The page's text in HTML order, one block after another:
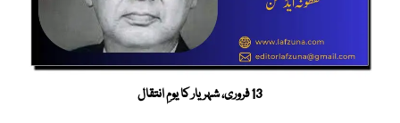
13 فروری، شہریار کا یومِ انتقال